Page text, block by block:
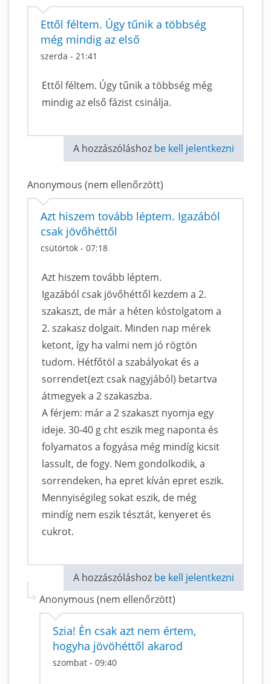
Ettől féltem. Úgy tűnik a többség
még mindig az első
szerda - 21:41
Ettől féltem. Úgy tűnik a többség még
mindig az első fázist csinálja.
A hozzászóláshoz be kell jelentkezni
Anonymous (nem ellenőrzött)
Azt hiszem tovább léptem. Igazából
csak jövőhéttől
csütörtök - 07:18
Azt hiszem tovább léptem.
Igazából csak jövőhéttől kezdem a 2.
szakaszt, de már a héten kóstolgatom a
2. szakasz dolgait. Minden nap mérek
ketont, így ha valmi nem jó rögtön
tudom. Hétfőtöl a szabályokat és a
sorrendet(ezt csak nagyjából) betartva
átmegyek a 2 szakaszba.
A férjem: már a 2 szakaszt nyomja egy
ideje. 30-40 g cht eszik meg naponta és
folyamatos a fogyása még mindíg kicsit
lassult, de fogy. Nem gondolkodik, a
sorrendeken, ha epret kíván epret eszik.
Mennyiségileg sokat eszik, de még
mindíg nem eszik tésztát, kenyeret és
cukrot.
A hozzászóláshoz be kell jelentkezni
Anonymous (nem ellenőrzött)
Szia! Én csak azt nem értem,
hogyha jövöhéttől akarod
szombat - 09:40